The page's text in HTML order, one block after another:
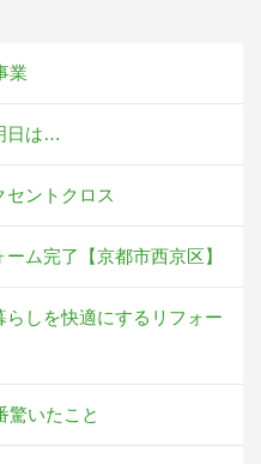
業
日は…
セントクロス
ム完了【京都市西京区】
らしを快適にするリフォー
驚いたこと